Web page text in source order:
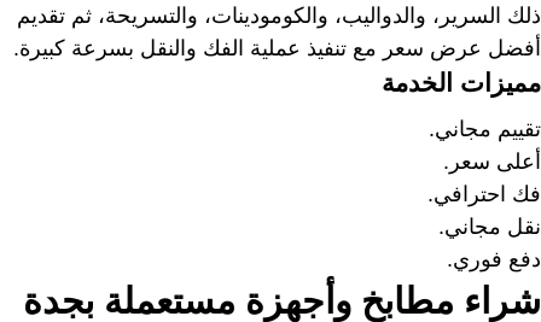
ذلك السرير، والدواليب، والكومودينات، والتسريحة، ثم تقديم
أفضل عرض سعر مع تنفيذ عملية الفك والنقل بسرعة كبيرة.
مميزات الخدمة
تقييم مجاني.
أعلى سعر.
فك احترافي.
نقل مجاني.
دفع فوري.
شراء مطابخ وأجهزة مستعملة بجدة